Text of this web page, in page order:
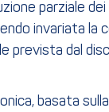
parziale dei
invariata la
prevista dal
basata